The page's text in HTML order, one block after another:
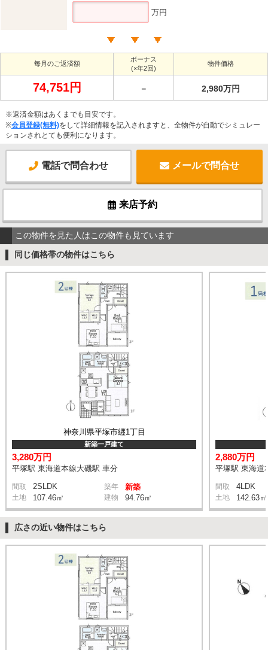
万円
毎月のご返済額
ボーナス
(×年2回)
物件価格
74,751円 － 2,980万円
※返済金額はあくまでも目安です。
※会員登録(無料)をして詳細情報を記入されますと、全物件が自動でシミュレー
ションされとても便利になります。
電話で問合わせ メールで問合せ
来店予約
この物件を見た人はこの物件も見ています
同じ価格帯の物件はこちら
神奈川県平塚市纒1丁目
新築一戸建て
3,280万円
平塚駅 東海道本線大磯駅 車分
間取 2SLDK 築年 新築
土地 107.46㎡ 建物 94.76㎡
2,880万円
平塚駅 東海道
間取 4LDK
土地 142.63㎡
広さの近い物件はこちら